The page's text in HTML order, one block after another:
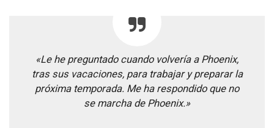
«Le he preguntado cuando volvería a Phoenix,
tras sus vacaciones, para trabajar y preparar la
próxima temporada. Me ha respondido que no
se marcha de Phoenix.»